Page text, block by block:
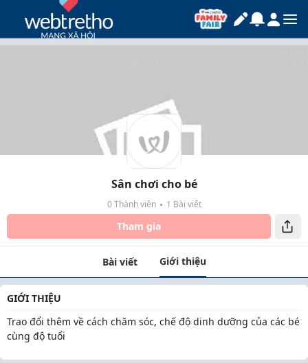
Sân chơi cho bé
0 Thành viên 1 Bài viết
Tham gia
Bài viết Giới thiệu
GIỚI THIỆU
Trao đổi thêm về cách chăm sóc, chế độ dinh dưỡng của các bé
cùng độ tuổi